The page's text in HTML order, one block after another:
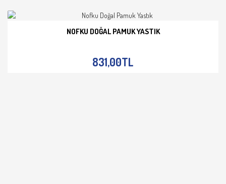
NOFKU DOĞAL PAMUK YASTIK
831,00TL